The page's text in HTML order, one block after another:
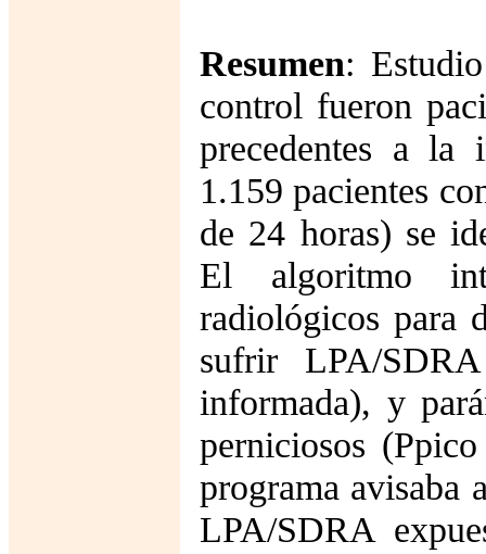
Resumen:
control fueron
precedentes a la
1.159 pacientes
de 24 horas) se
El algoritmo
radiológicos para
sufrir LPA/
informada), y
perniciosos
programa avisaba
LPA/SDRA